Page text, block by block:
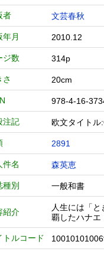
者 文芸春秋
年月 2010.12
ジ数 314p
さ 20cm
978-4-16-
注記 欧文タイト
2891
件名 森英恵
種別 一般和書
紹介
人生には「
覇したハナエ
トルコード